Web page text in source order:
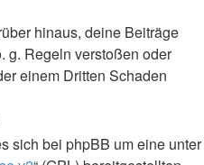
hinaus, deine Beiträge
g. Regeln verstoßen oder
einem Dritten Schaden
sich bei phpBB um eine unter